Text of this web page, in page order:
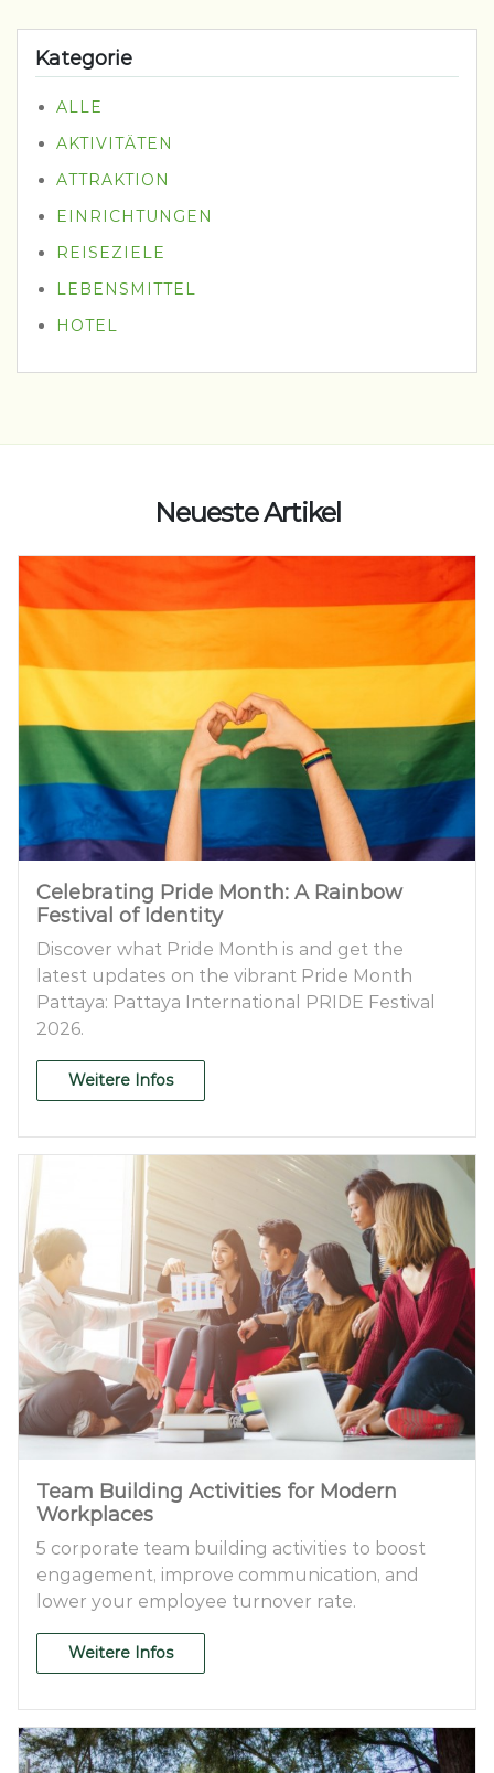
Kategorie
ALLE
AKTIVITÄTEN
ATTRAKTION
EINRICHTUNGEN
REISEZIELE
LEBENSMITTEL
HOTEL
Neueste Artikel
Celebrating Pride Month: A Rainbow
Festival of Identity
Discover what Pride Month is and get the
latest updates on the vibrant Pride Month
Pattaya: Pattaya International PRIDE Festival
2026.
Weitere Infos
Team Building Activities for Modern
Workplaces
5 corporate team building activities to boost
engagement, improve communication, and
lower your employee turnover rate.
Weitere Infos